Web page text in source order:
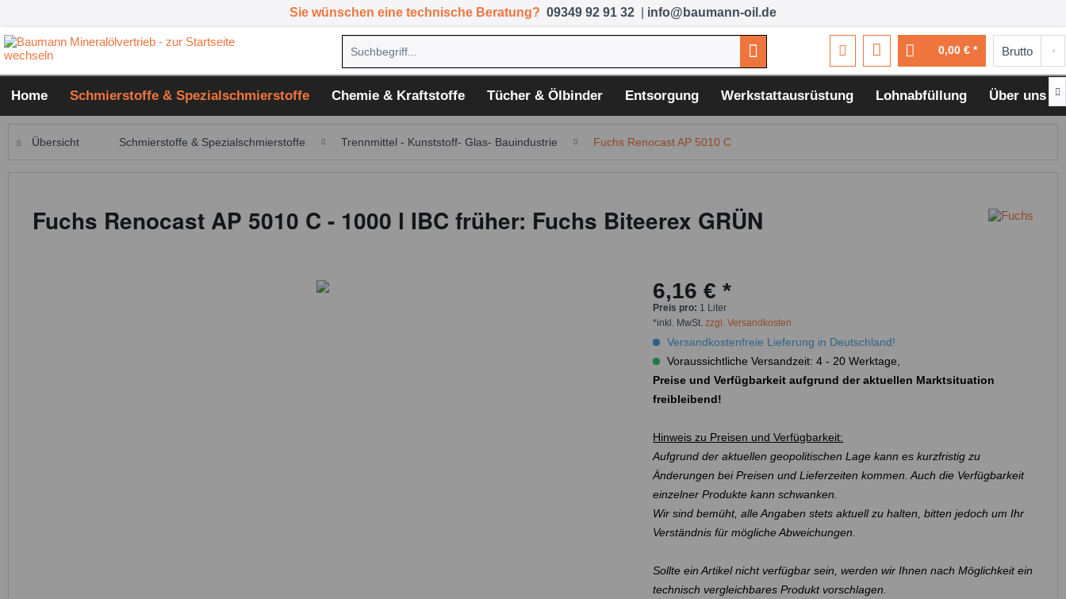
Sie wünschen eine technische Beratung? 09349 92 91 32 info@baumann-oil.de
0,00 € *
Home Schmierstoffe & Spezialschmierstoffe Chemie & Kraftstoffe Tücher & Ölbinder Entsorgung Werkstattausrüstung Lohnabfüllung Über uns 
Übersicht Schmierstoffe & Spezialschmierstoffe Trennmittel - Kunststoff- Glas- Bauindustrie Fuchs Renocast AP 5010 C
Fuchs Renocast AP 5010 C - 1000 l IBC früher: Fuchs Biteerex GRÜN
6,16 € *
Preis pro: 1 Liter
*inkl. MwSt.zzgl. Versandkosten
Versandkostenfreie Lieferung in Deutschland!
Voraussichtliche Versandzeit: 4 - 20 Werktage,
Preise und Verfügbarkeit aufgrund der aktuellen Marktsituation
freibleibend!
Hinweis zu Preisen und Verfügbarkeit:
Aufgrund der aktuellen geopolitischen Lage kann es kurzfristig zu
Änderungen bei Preisen und Lieferzeiten kommen. Auch die Verfügbarkeit
einzelner Produkte kann schwanken.
Wir sind bemüht, alle Angaben stets aktuell zu halten, bitten jedoch um Ihr
Verständnis für mögliche Abweichungen.
Sollte ein Artikel nicht verfügbar sein, werden wir Ihnen nach Möglichkeit ein
technisch vergleichbares Produkt vorschlagen.